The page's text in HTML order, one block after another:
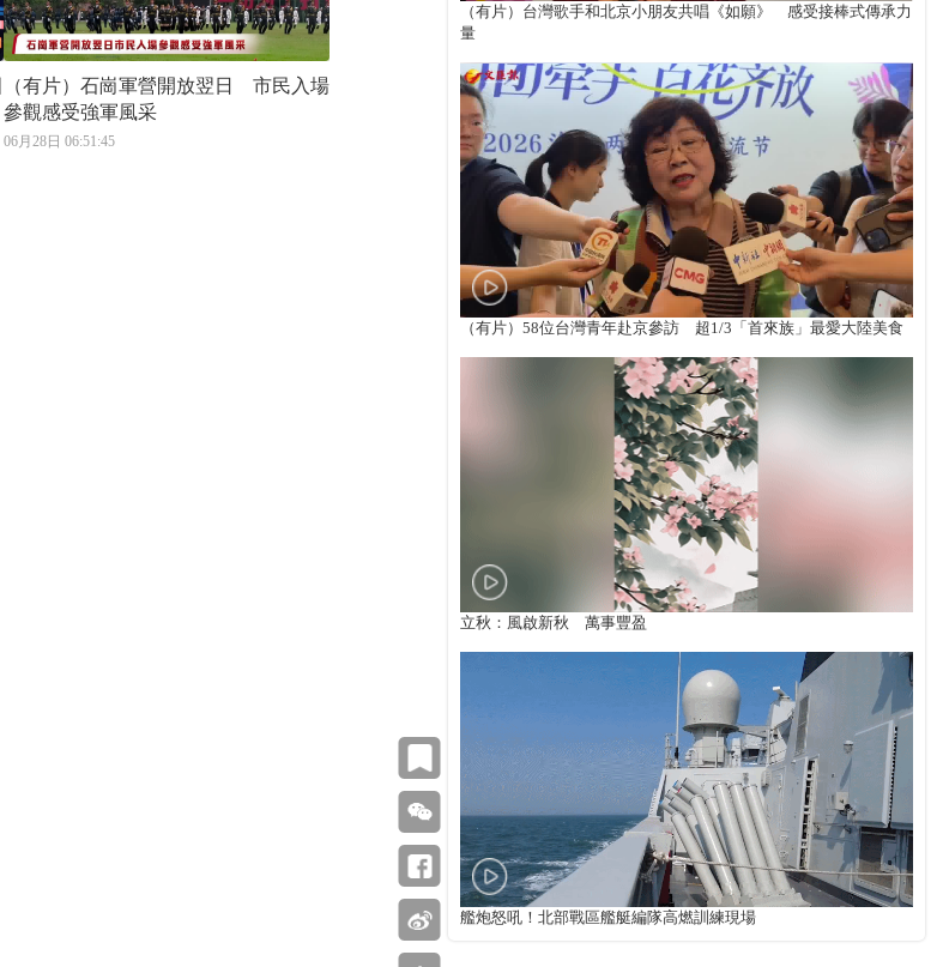
（有片）石崗軍營開放翌日 市民入場
參觀感受強軍風采
06月28日 06:51:45
（有片）台灣歌手和北京小朋友共唱《如願》 感受接棒式傳承力
量
（有片）58位台灣青年赴京參訪 超1/3「首來族」最愛大陸美食
立秋：風啟新秋 萬事豐盈
艦炮怒吼！北部戰區艦艇編隊高燃訓練現場